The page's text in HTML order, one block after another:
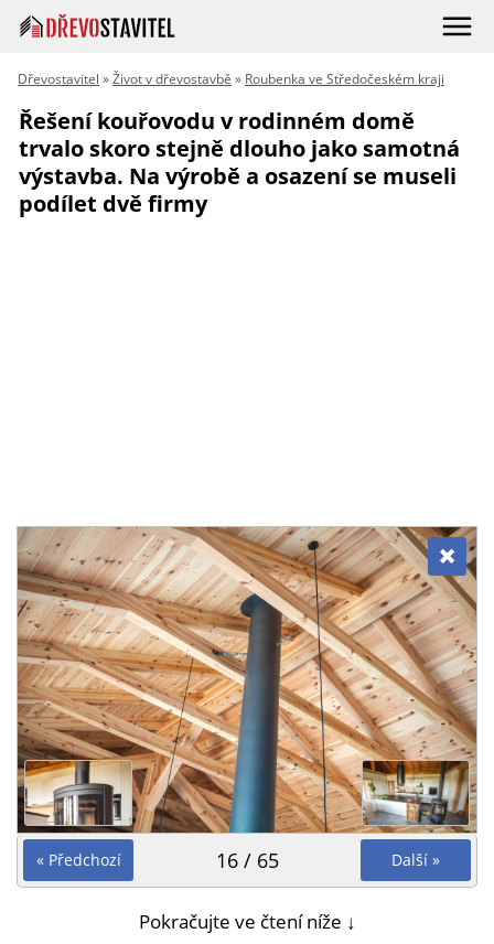
Dřevostavitel »Život v dřevostavbě » Roubenka ve Středočeském kraji
Řešení kouřovodu v rodinném domě
trvalo skoro stejně dlouho jako samotná
výstavba. Na výrobě a osazení se museli
podílet dvě firmy
« Předchozí Další »
16 / 65
Pokračujte ve čtení níže ↓